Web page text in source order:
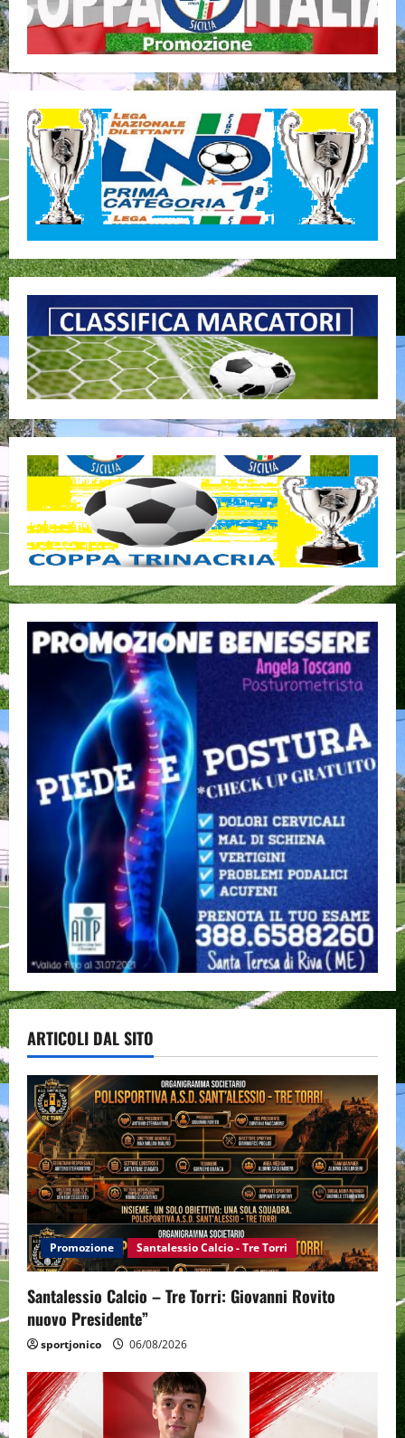
ARTICOLI DAL SITO
Promozione Santalessio Calcio - Tre Torri
Santalessio Calcio – Tre Torri: Giovanni Rovito
nuovo Presidente”
sportjonico 06/08/2026